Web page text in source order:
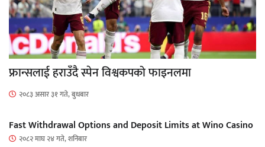
फ्रान्सलाई हराउँदै स्पेन विश्वकपको फाइनलमा
२०८३ असार ३१ गते, बुधबार
Fast Withdrawal Options and Deposit Limits at Wino Casino
२०८२ माघ २४ गते, शनिबार